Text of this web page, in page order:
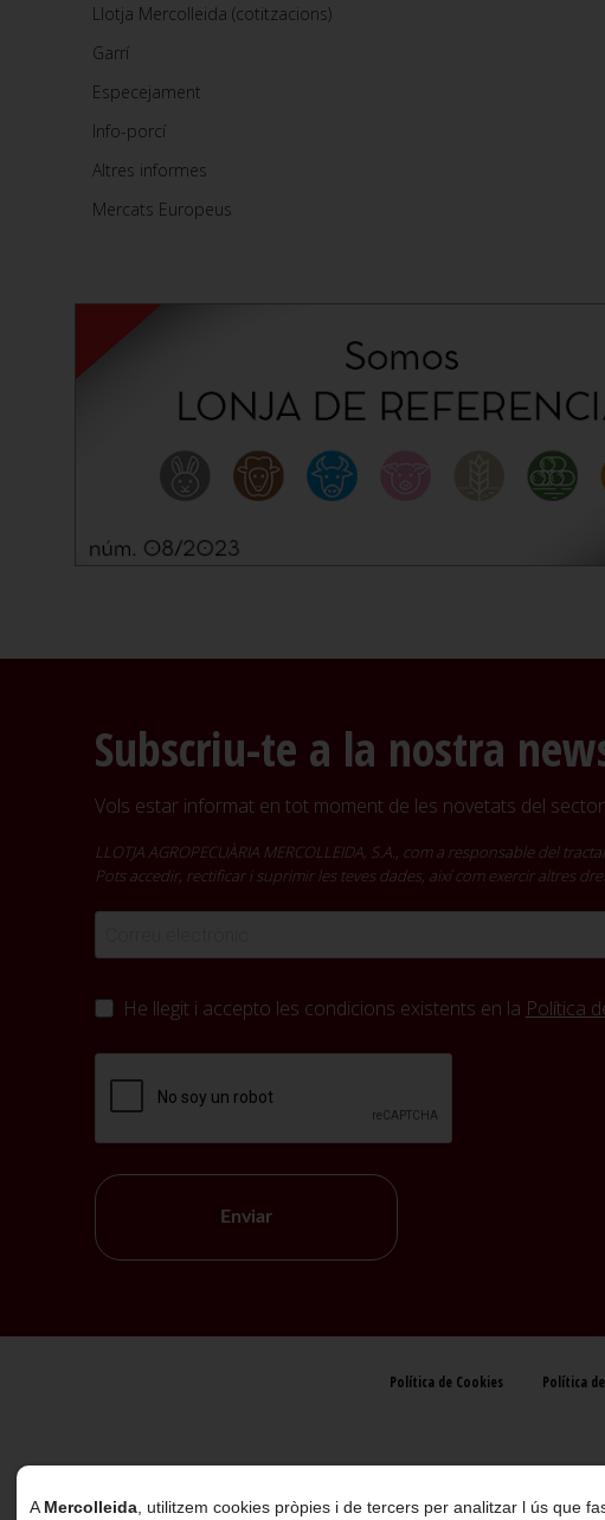
Llotja Mercolleida (cotitzacions)
Garrí
Especejament
Info-porcí
Altres informes
Mercats Europeus
Subscriu-te a la nostra
Vols estar informat en tot moment de les novetats del
LLOTJA AGROPECUÀRIA MERCOLLEIDA, S.A., com a responsable del
Pots accedir, rectificar i suprimir les teves dades, així com exercir altres
He llegit i accepto les condicions existents en la Política
Enviar
Política de Cookies Política
A Mercolleida , utilitzem cookies pròpies i de tercers per analitzar l ús que